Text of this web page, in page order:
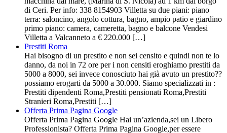
di Ceri. Per info: 338 8154903 Villetta su due piani: piano
terra: saloncino, angolo cottura, bagno, ampio patio e giardino
primo piano: camera, cameretta, bagno e balcone Vendesi
Villetta a Valcanneto a € 220.000 […]
Prestiti Roma
Hai bisogno di un prestito e non sei censito e quindi non te lo
danno, da noi in 72 ore per i non censiti eroghiamo prestiti da
5000 a 8000, sei invece conosciuto hai già avuto un prestito??
possiamo erogarti da 5000 a 30.000. Siamo specializzati in :
Prestiti dipendenti Roma,Prestiti pensionati Roma,Prestiti
Stranieri Roma,Prestiti […]
Offerta Prima Pagina Google
Offerta Prima Pagina Google Hai un’azienda,sei un Libero
Professionista? Offerta Prima Pagina Google,per essere